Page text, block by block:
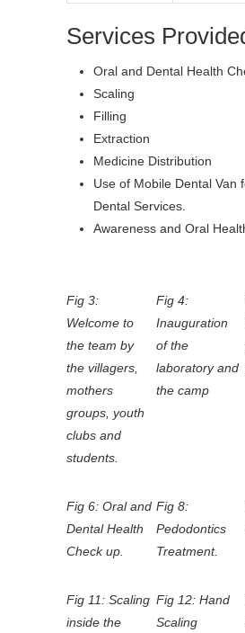
Services
Oral and Dental Health
Scaling
Filling
Extraction
Medicine Distribution
Use of Mobile Dental Van
Dental Services.
Awareness and Oral
Fig 3:
Welcome to
the team by
the villagers,
mothers
groups, youth
clubs and
students.
Fig 4:
Inauguration
of the
laboratory and
the camp
Fig 6: Oral and
Dental Health
Check up.
Fig 8:
Pedodontics
Treatment.
Fig 11: Scaling
inside the
Fig 12: Hand
Scaling